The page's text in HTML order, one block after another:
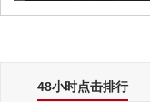
48小时点击排行